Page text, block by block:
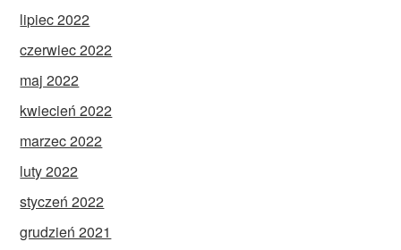
lipiec 2022
czerwiec 2022
maj 2022
kwiecień 2022
marzec 2022
luty 2022
styczeń 2022
grudzień 2021